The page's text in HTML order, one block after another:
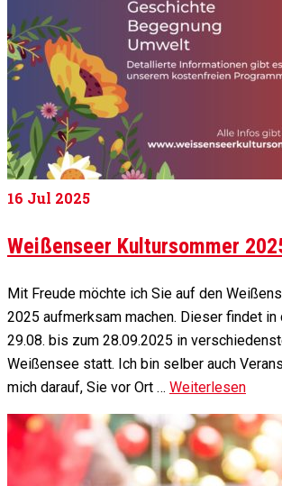
16 Jul 2025
Weißenseer Kultursommer
Mit Freude möchte ich Sie auf den
2025 aufmerksam machen. Dieser findet
29.08. bis zum 28.09.2025 in
Weißensee statt. Ich bin selber auch
mich darauf, Sie vor Ort … Weiterlesen